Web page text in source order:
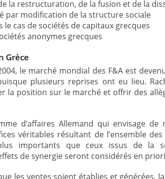
la restructuration, de la fusion et de la
par modification de la structure sociale
cas de sociétés de capitaux grecques
anonymes grecques
Grèce
le marché mondial des F&A est
plusieurs reprises ont eu lieu.
la position sur le marché et offrir des
d’affaires Allemand qui envisage
véritables résultant de l’ensemble
importants que ceux issus de la
de synergie seront considérés en
les ventes soient établies et générées,